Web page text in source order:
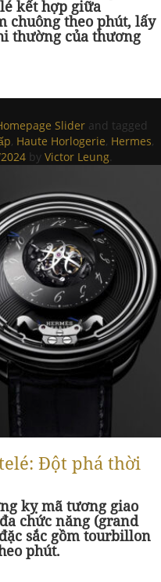
kết hợp giữa
chuông theo phút, lấy
thường của thương
Slider and tagged
, Haute Horlogerie, Hermes,
by Victor Leung.
Đột phá thời
kỵ mã tương giao
chức năng (grand
sắc gồm tourbillon
phút.